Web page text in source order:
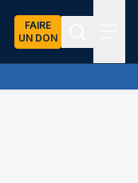
FAIRE
UN DON
nuages